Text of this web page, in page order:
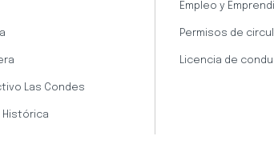
Las Condes
Histórica
Empleo y
Permisos de
Licencia de